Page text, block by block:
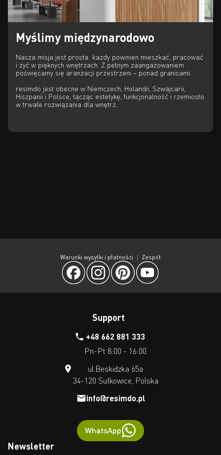
Myślimy międzynarodowo
Nasza misja jest prosta: każdy powinien mieszkać, pracować
i żyć w pięknych wnętrzach. Z pełnym zaangażowaniem
poświęcamy się aranżacji przestrzeni – ponad granicami.
resimdo jest obecne w Niemczech, Holandii, Szwajcarii,
Hiszpanii i Polsce, łącząc estetykę, funkcjonalność i rzemiosło
w trwałe rozwiązania dla wnętrz.
Warunki wysyłki i płatności Zespół
Support
+48 662 881 333
Pn-Pt 8:00 - 16:00
ul.Beskidzka 65a
34-120 Sułkowice, Polska
info@resimdo.pl
WhatsApp
Newsletter